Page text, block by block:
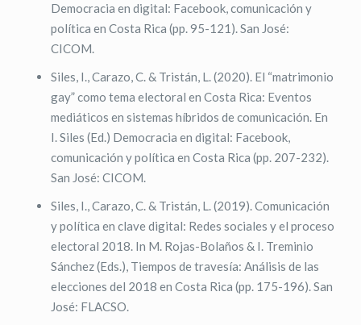
Democracia en digital: Facebook, comunicación y
política en Costa Rica (pp. 95-121). San José:
CICOM.
Siles, I., Carazo, C. & Tristán, L. (2020). El “matrimonio
gay” como tema electoral en Costa Rica: Eventos
mediáticos en sistemas híbridos de comunicación. En
I. Siles (Ed.) Democracia en digital: Facebook,
comunicación y política en Costa Rica (pp. 207-232).
San José: CICOM.
Siles, I., Carazo, C. & Tristán, L. (2019). Comunicación
y política en clave digital: Redes sociales y el proceso
electoral 2018. In M. Rojas-Bolaños & I. Treminio
Sánchez (Eds.), Tiempos de travesía: Análisis de las
elecciones del 2018 en Costa Rica (pp. 175-196). San
José: FLACSO.